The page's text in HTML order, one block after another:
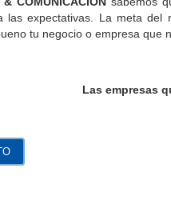
las expectativas. La meta
tu negocio o empresa que
Las empresas